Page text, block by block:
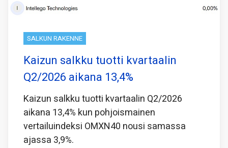
SALKUN RAKENNE
Kaizun salkku tuotti kvartaalin
Q2/2026 aikana 13,4%
Kaizun salkku tuotti kvartaalin Q2/2026
aikana 13,4% kun pohjoismainen
vertailuindeksi OMXN40 nousi samassa
ajassa 3,9%.